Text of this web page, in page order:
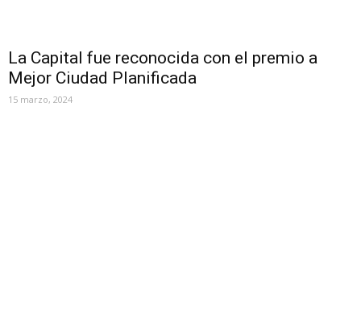
La Capital fue reconocida con el premio a
Mejor Ciudad Planificada
15 marzo, 2024